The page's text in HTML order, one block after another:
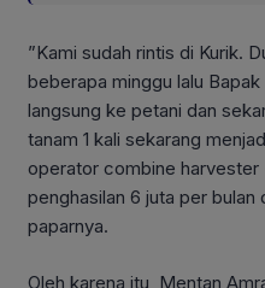
”Kami sudah rintis di Kurik.
beberapa minggu lalu
langsung ke petani dan
tanam 1 kali sekarang
operator combine
penghasilan 6 juta per bulan
paparnya.
Oleh karena itu, Mentan